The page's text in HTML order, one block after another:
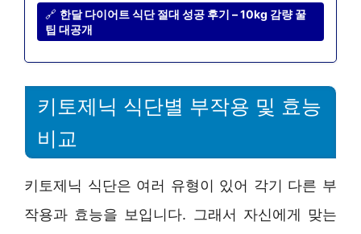
🔗 한달 다이어트 식단 절대 성공 후기 – 10kg 감량 꿀
팁 대공개
키토제닉 식단별 부작용 및 효능
비교
키토제닉 식단은 여러 유형이 있어 각기 다른 부
작용과 효능을 보입니다. 그래서 자신에게 맞는